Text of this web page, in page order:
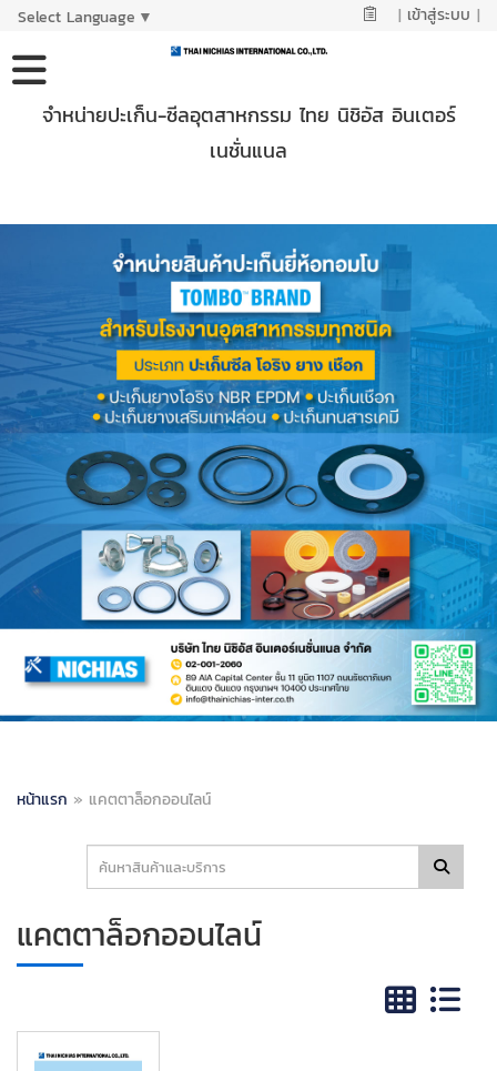
Select Language ▼ | เข้าสู่ระบบ |
จำหน่ายปะเก็น-ซีลอุตสาหกรรม ไทย นิชิอัส อินเตอร์
เนชั่นแนล
หน้าแรก » แคตตาล็อกออนไลน์
แคตตาล็อกออนไลน์